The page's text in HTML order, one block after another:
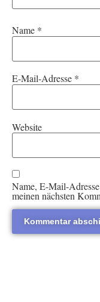
Name *
E-Mail-Adresse *
Website
Name, E-Mail-
meinen nächsten